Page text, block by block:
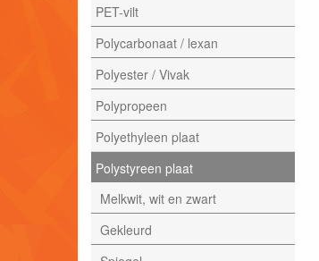
PET-vilt
Polycarbonaat / lexan
Polyester / Vivak
Polypropeen
Polyethyleen plaat
Polystyreen plaat
Melkwit, wit en zwart
Gekleurd